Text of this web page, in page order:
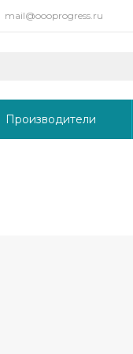
mail@oooprogress.ru
Производители